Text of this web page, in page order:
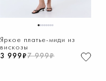
12345678
Яркое платье-миди из
вискозы
3 999₽7 999₽